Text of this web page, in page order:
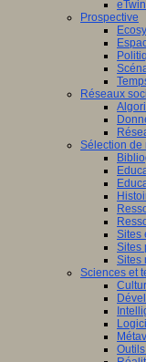
Prospective
Réseaux
Sélection de
Sites
Sites
Sites
Sciences et